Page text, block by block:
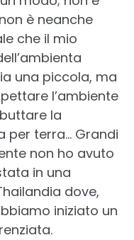
è neanche
che il mio
una piccola, ma
l’ambiente
la
per terra… Grandi
non ho avuto
in una
dove,
iniziato un